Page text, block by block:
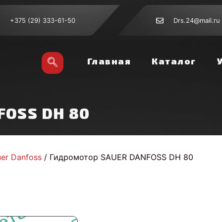
+375 (29) 333-61-50 Drs.24@mail.ru
Главная Каталог
DH 80
Danfoss / Гидромотор SAUER DANFOSS DH 80